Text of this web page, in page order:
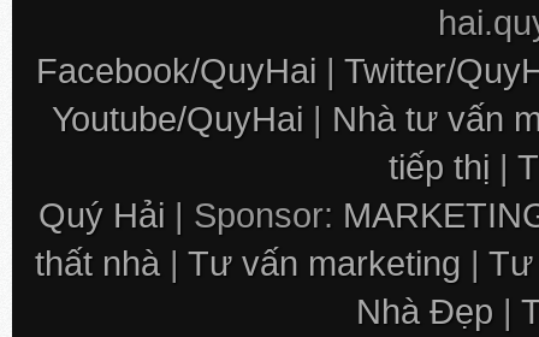
Facebook/QuyHai | Twitter/
Youtube/QuyHai | Nhà tư vấn
tiếp thị |
Quý Hải | Sponsor:
thất nhà | Tư vấn marketing | Tư
Nhà Đẹp |